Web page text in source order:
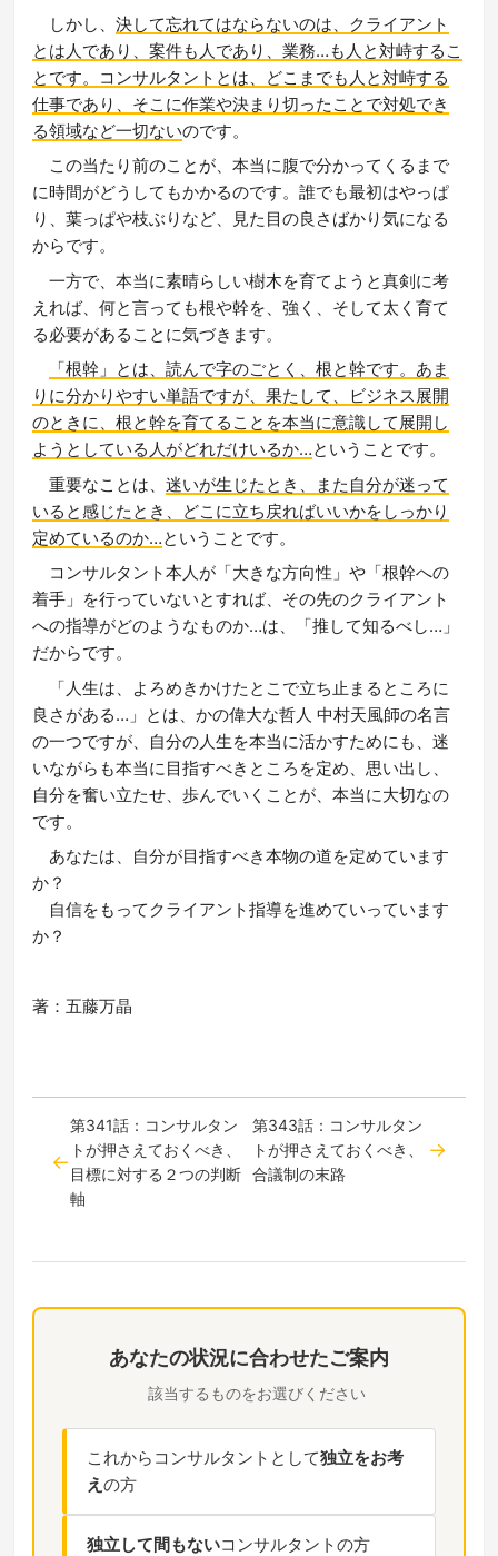
しかし、決して忘れてはならないのは、クライアント
とは人であり、案件も人であり、業務…も人と対峙するこ
とです。コンサルタントとは、どこまでも人と対峙する
仕事であり、そこに作業や決まり切ったことで対処でき
る領域など一切ないのです。
この当たり前のことが、本当に腹で分かってくるまで
に時間がどうしてもかかるのです。誰でも最初はやっぱ
り、葉っぱや枝ぶりなど、見た目の良さばかり気になる
からです。
一方で、本当に素晴らしい樹木を育てようと真剣に考
えれば、何と言っても根や幹を、強く、そして太く育て
る必要があることに気づきます。
「根幹」とは、読んで字のごとく、根と幹です。あま
りに分かりやすい単語ですが、果たして、ビジネス展開
のときに、根と幹を育てることを本当に意識して展開し
ようとしている人がどれだけいるか…ということです。
重要なことは、迷いが生じたとき、また自分が迷って
いると感じたとき、どこに立ち戻ればいいかをしっかり
定めているのか…ということです。
コンサルタント本人が「大きな方向性」や「根幹への
着手」を行っていないとすれば、その先のクライアント
への指導がどのようなものか…は、「推して知るべし…」
だからです。
「人生は、よろめきかけたとこで立ち止まるところに
良さがある…」とは、かの偉大な哲人 中村天風師の名言
の一つですが、自分の人生を本当に活かすためにも、迷
いながらも本当に目指すべきところを定め、思い出し、
自分を奮い立たせ、歩んでいくことが、本当に大切なの
です。
あなたは、自分が目指すべき本物の道を定めています
か？
自信をもってクライアント指導を進めていっています
か？
あなたの状況に合わせたご案内
該当するものをお選びください
これからコンサルタントとして独立をお考
えの方
独立して間もないコンサルタントの方
著：五藤万晶
第341話：コンサルタン
トが押さえておくべき、
目標に対する２つの判断
軸
第343話：コンサルタン
トが押さえておくべき、
合議制の末路